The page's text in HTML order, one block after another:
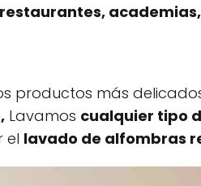
productos más
Lavamos cualquier tipo
el lavado de alfombras